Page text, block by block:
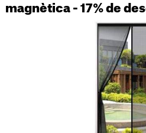
magnètica - 17% de